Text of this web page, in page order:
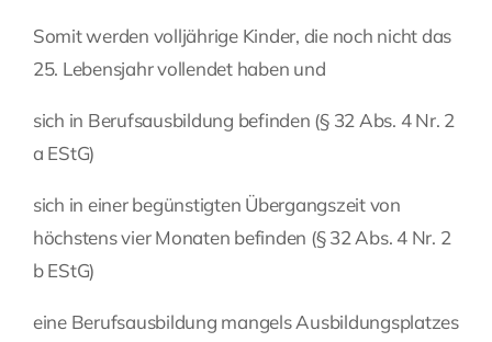
Somit werden volljährige Kinder, die noch nicht das
25. Lebensjahr vollendet haben und
sich in Berufsausbildung befinden (§ 32 Abs. 4 Nr. 2
a EStG)
sich in einer begünstigten Übergangszeit von
höchstens vier Monaten befinden (§ 32 Abs. 4 Nr. 2
b EStG)
eine Berufsausbildung mangels Ausbildungsplatzes